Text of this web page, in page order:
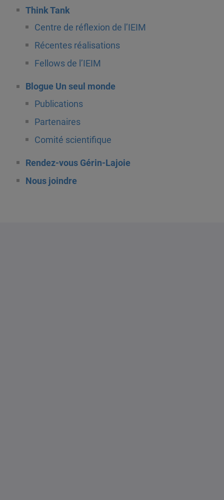
Think Tank
Centre de réflexion de l’IEIM
Récentes réalisations
Fellows de l’IEIM
Blogue Un seul monde
Publications
Partenaires
Comité scientifique
Rendez-vous Gérin-Lajoie
Nous joindre